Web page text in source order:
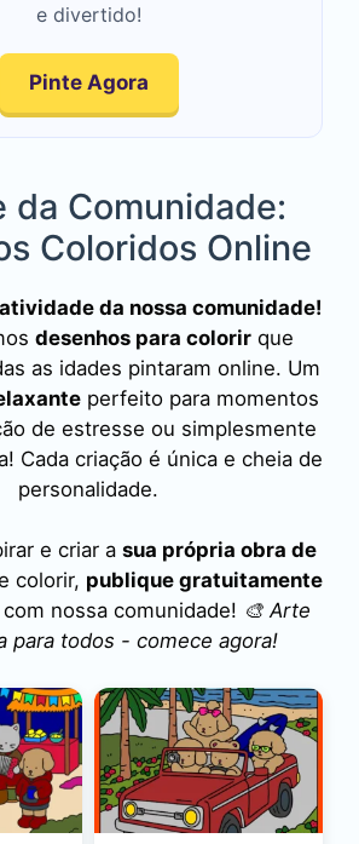
e divertido!
Pinte Agora
da Comunidade:
Coloridos Online
da nossa comunidade!
desenhos para colorirque
as idades pintaram online. Um
perfeito para momentos
de estresse ou simplesmente
Cada criação é única e cheia de
personalidade.
e criar a sua própria obra de
colorir, publique gratuitamente
nossa comunidade! 🎨 Arte
para todos - comece agora!